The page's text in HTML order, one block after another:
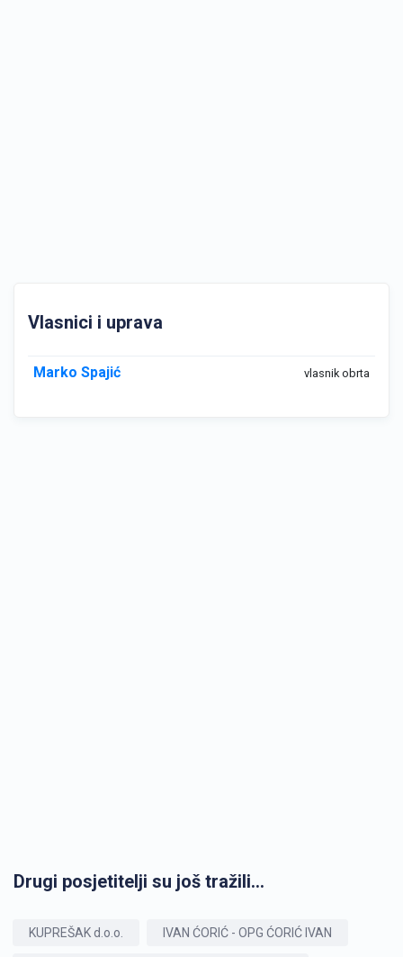
Vlasnici i uprava
Marko Spajić vlasnik obrta
Drugi posjetitelji su još tražili...
KUPREŠAK d.o.o. IVAN ĆORIĆ - OPG ĆORIĆ IVAN